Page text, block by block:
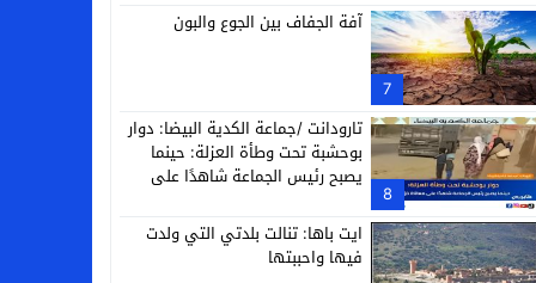
7
آفة الجفاف بين الجوع والبون
8
تارودانت /جماعة الكدية البيضا: دوار
بوحشبة تحت وطأة العزلة: حينما
يصبح رئيس الجماعة شاهدًا على
ايت باها: تنالت بلدتي التي ولدت
فيها واحببتها